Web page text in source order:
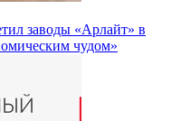
заводы «Арлайт» в
чудом»